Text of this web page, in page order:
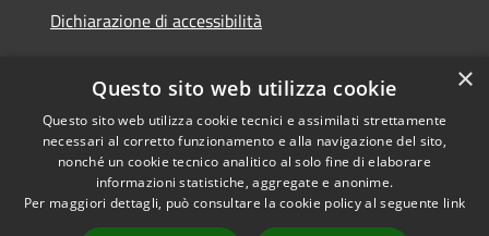
Dichiarazione di accessibilità
RSS
Accessibilità
Cookie
Copyright © 2026 • Comune di
Monserrato • Powered by
Municipium•Accesso
redazione
×
Questo sito web utilizza cookie
Questo sito web utilizza cookie tecnici e assimilati strettamente
necessari al corretto funzionamento e alla navigazione del sito,
nonché un cookie tecnico analitico al solo fine di elaborare
informazioni statistiche, aggregate e anonime.
Per maggiori dettagli, può consultare la cookie policy al seguente link